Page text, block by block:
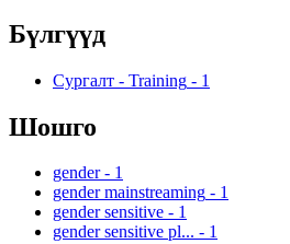
Бүлгүүд
Сургалт - Training - 1
Шошго
gender - 1
gender mainstreaming - 1
gender sensitive - 1
gender sensitive pl... - 1